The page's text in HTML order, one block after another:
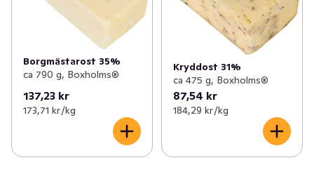
Borgmästarost 35%
ca 790 g, Boxholms®
137,23 kr
173,71 kr /kg
Kryddost 31%
ca 475 g, Boxholms®
87,54 kr
184,29 kr /kg